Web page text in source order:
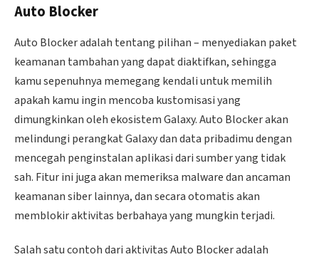
Auto Blocker
Auto Blocker adalah tentang pilihan – menyediakan paket
keamanan tambahan yang dapat diaktifkan, sehingga
kamu sepenuhnya memegang kendali untuk memilih
apakah kamu ingin mencoba kustomisasi yang
dimungkinkan oleh ekosistem Galaxy. Auto Blocker akan
melindungi perangkat Galaxy dan data pribadimu dengan
mencegah penginstalan aplikasi dari sumber yang tidak
sah. Fitur ini juga akan memeriksa malware dan ancaman
keamanan siber lainnya, dan secara otomatis akan
memblokir aktivitas berbahaya yang mungkin terjadi.
Salah satu contoh dari aktivitas Auto Blocker adalah